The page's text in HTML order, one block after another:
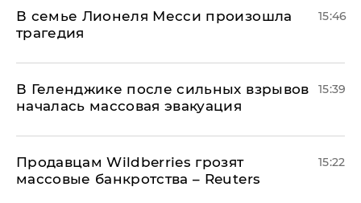
В семье Лионеля Месси произошла
трагедия
15:46
В Геленджике после сильных взрывов
началась массовая эвакуация
15:39
Продавцам Wildberries грозят
массовые банкротства – Reuters
15:22